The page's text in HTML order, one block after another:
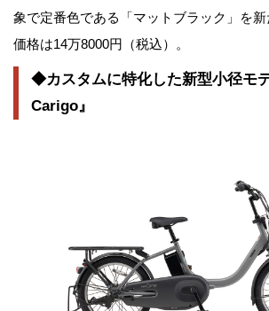
象で定番色である「マットブラック」を新
価格は14万8000円（税込）。
◆カスタムに特化した新型小径モ
Carigo』